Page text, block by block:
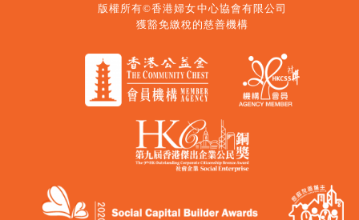
版權所有©香港婦女中心協會有限公司
獲豁免繳稅的慈善機構